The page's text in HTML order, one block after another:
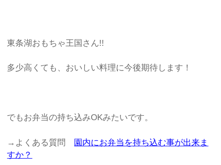
東条湖おもちゃ王国さん!!
多少高くても、おいしい料理に今後期待します！
でもお弁当の持ち込みOKみたいです。
→よくある質問 園内にお弁当を持ち込む事が出来ま
すか？